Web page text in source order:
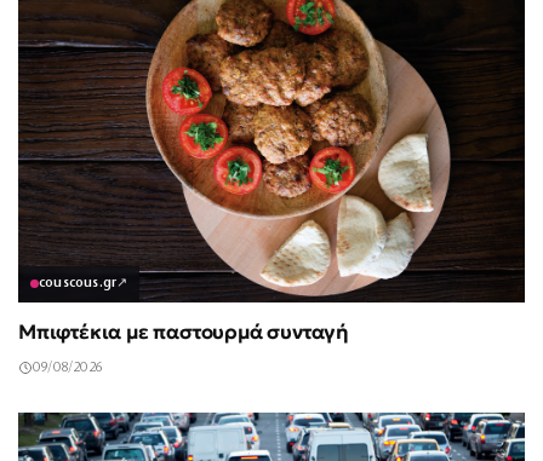
couscous.gr↗
Μπιφτέκια με παστουρμά συνταγή
09/08/2026